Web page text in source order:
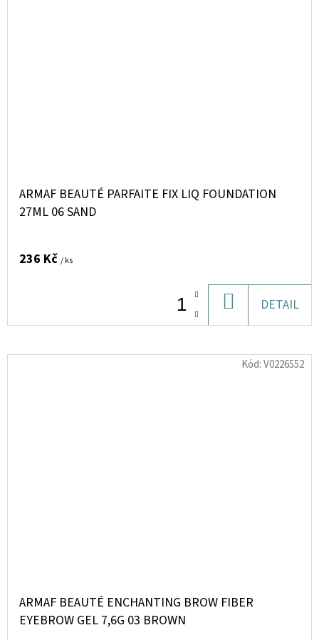
ARMAF BEAUTÉ PARFAITE FIX LIQ FOUNDATION
27ML 06 SAND
236 Kč / ks
KOŠÍKU
DETAIL
ARMAF BEAUTÉ ENCHANTING BROW FIBER
EYEBROW GEL 7,6G 03 BROWN
Kód:V0226552